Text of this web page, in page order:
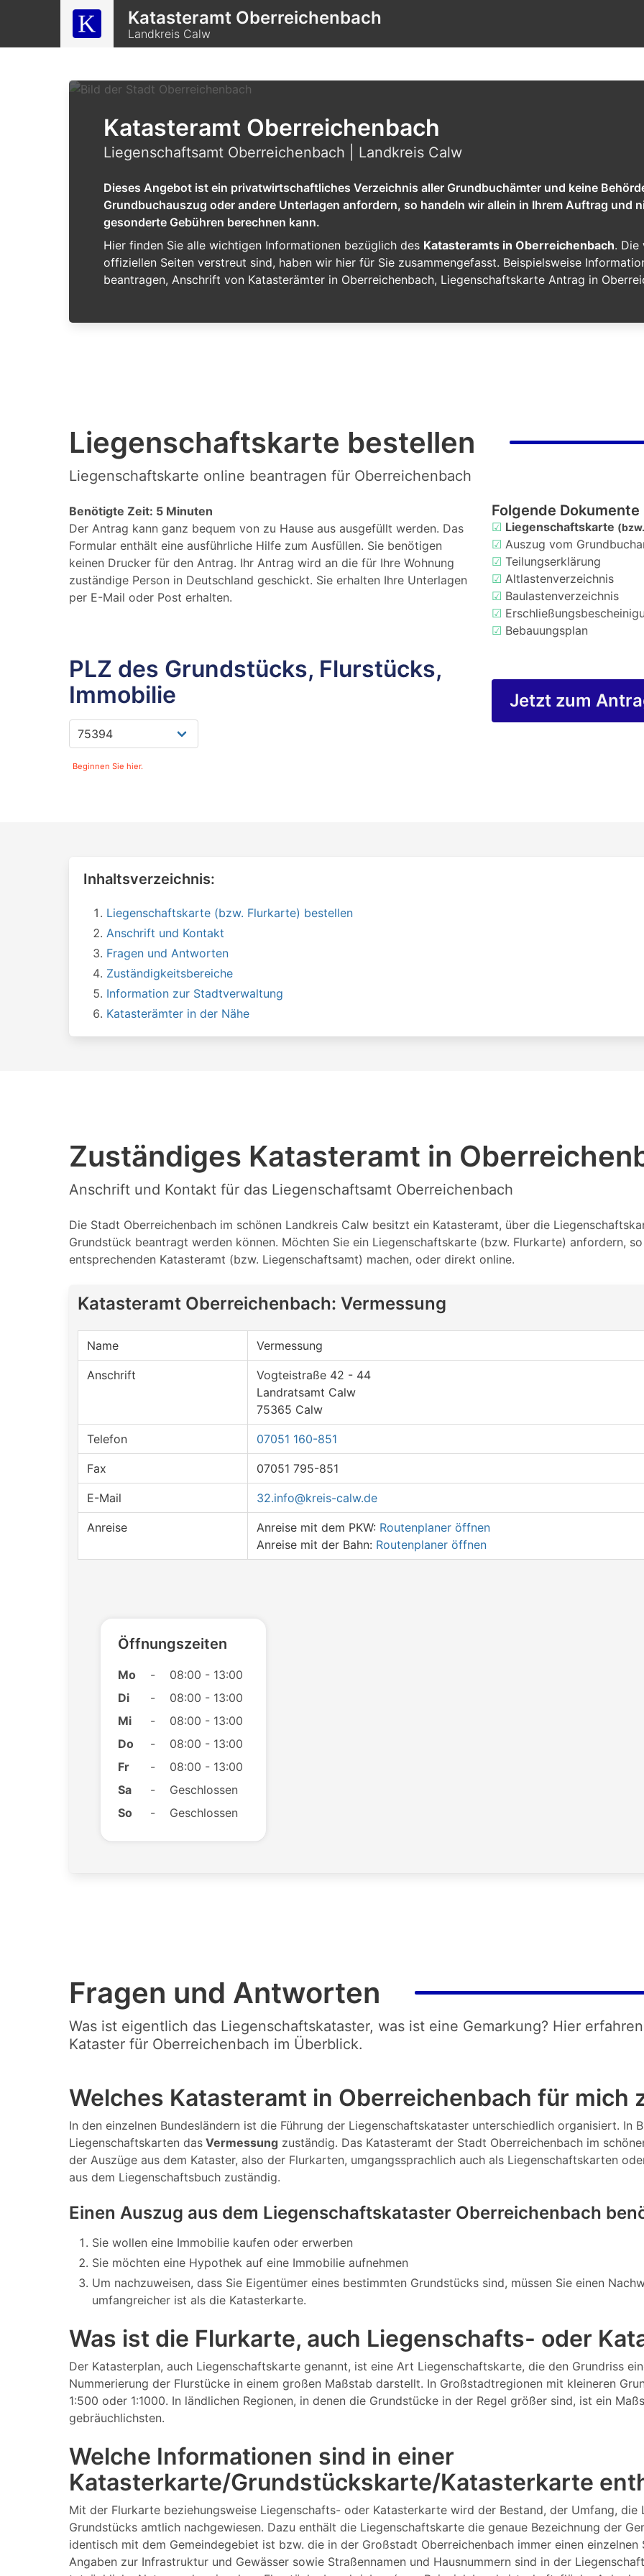
Katasteramt Oberreichenbach
Landkreis Calw
Katasteramt Oberreichenbach
Liegenschaftsamt Oberreichenbach | Landkreis Calw
Dieses Angebot ist ein privatwirtschaftliches Verzeichnis aller Grundbuchämter und keine
Grundbuchauszug oder andere Unterlagen anfordern, so handeln wir allein in Ihrem Auftrag und
gesonderte Gebühren berechnen kann.
Hier finden Sie alle wichtigen Informationen bezüglich des Katasteramts in Oberreichenbach. Die
offiziellen Seiten verstreut sind, haben wir hier für Sie zusammengefasst. Beispielsweise
beantragen, Anschrift von Katasterämter in Oberreichenbach, Liegenschaftskarte Antrag in
Liegenschaftskarte bestellen
Liegenschaftskarte online beantragen für Oberreichenbach
Benötigte Zeit: 5 Minuten
Der Antrag kann ganz bequem von zu Hause aus ausgefüllt werden. Das
Formular enthält eine ausführliche Hilfe zum Ausfüllen. Sie benötigen
keinen Drucker für den Antrag. Ihr Antrag wird an die für Ihre Wohnung
zuständige Person in Deutschland geschickt. Sie erhalten Ihre Unterlagen
per E-Mail oder Post erhalten.
Folgende
☑ Liegenschaftskarte
☑ Auszug vom
☑ Teilungserklärung
☑ Altlastenverzeichnis
☑ Baulastenverzeichnis
☑
☑ Bebauungsplan
PLZ des Grundstücks, Flurstücks,
Immobilie
Beginnen Sie hier.
Jetzt zum
Inhaltsverzeichnis:
Liegenschaftskarte (bzw. Flurkarte) bestellen
Anschrift und Kontakt
Fragen und Antworten
Zuständigkeitsbereiche
Information zur Stadtverwaltung
Katasterämter in der Nähe
Zuständiges Katasteramt in
Anschrift und Kontakt für das Liegenschaftsamt Oberreichenbach
Die Stadt Oberreichenbach im schönen Landkreis Calw besitzt ein Katasteramt, über die
Grundstück beantragt werden können. Möchten Sie ein Liegenschaftskarte (bzw. Flurkarte) anfordern,
entsprechenden Katasteramt (bzw. Liegenschaftsamt) machen, oder direkt online.
Katasteramt Oberreichenbach: Vermessung
Name Vermessung
Anschrift
Vogteistraße 42 - 44
Landratsamt Calw
75365 Calw
Telefon 07051 160-851
Fax 07051 795-851
E-Mail 32.info@kreis-calw.de
Anreise Anreise mit dem PKW: Routenplaner öffnen
Anreise mit der Bahn: Routenplaner öffnen
Öffnungszeiten
Mo -
08:00 - 13:00
Di
-
08:00 - 13:00
Mi
-
08:00 - 13:00
Do
-
08:00 - 13:00
Fr
-
08:00 - 13:00
Sa
-
Geschlossen
So
- Geschlossen
Fragen und Antworten
Was ist eigentlich das Liegenschaftskataster, was ist eine Gemarkung? Hier
Kataster für Oberreichenbach im Überblick.
Welches Katasteramt in Oberreichenbach für mich
In den einzelnen Bundesländern ist die Führung der Liegenschaftskataster unterschiedlich organisiert.
Liegenschaftskarten das Vermessung zuständig. Das Katasteramt der Stadt Oberreichenbach im
der Auszüge aus dem Kataster, also der Flurkarten, umgangssprachlich auch als Liegenschaftskarten
aus dem Liegenschaftsbuch zuständig.
Einen Auszug aus dem Liegenschaftskataster Oberreichenbach
Sie wollen eine Immobilie kaufen oder erwerben
Sie möchten eine Hypothek auf eine Immobilie aufnehmen
Um nachzuweisen, dass Sie Eigentümer eines bestimmten Grundstücks sind, müssen Sie einen
umfangreicher ist als die Katasterkarte.
Was ist die Flurkarte, auch Liegenschafts- oder
Der Katasterplan, auch Liegenschaftskarte genannt, ist eine Art Liegenschaftskarte, die den Grundriss
Nummerierung der Flurstücke in einem großen Maßstab darstellt. In Großstadtregionen mit kleineren
1:500 oder 1:1000. In ländlichen Regionen, in denen die Grundstücke in der Regel größer sind, ist ein
gebräuchlichsten.
Welche Informationen sind in einer
Katasterkarte/Grundstückskarte/Katasterkarte
Mit der Flurkarte beziehungsweise Liegenschafts- oder Katasterkarte wird der Bestand, der Umfang, die
Grundstücks amtlich nachgewiesen. Dazu enthält die Liegenschaftskarte die genaue Bezeichnung der
identisch mit dem Gemeindegebiet ist bzw. die in der Großstadt Oberreichenbach immer einen
Angaben zur Infrastruktur und Gewässer sowie Straßennamen und Hausnummern sind in der